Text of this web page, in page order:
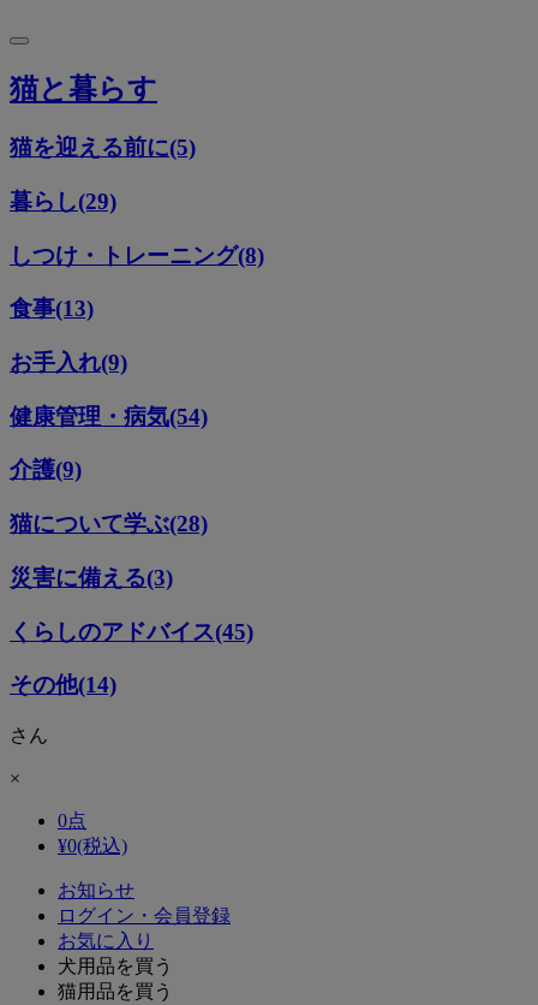
猫と暮らす
猫を迎える前に(5)
暮らし(29)
しつけ・トレーニング(8)
食事(13)
お手入れ(9)
健康管理・病気(54)
介護(9)
猫について学ぶ(28)
災害に備える(3)
くらしのアドバイス(45)
その他(14)
さん
×
0点
¥0(税込)
お知らせ
ログイン・会員登録
お気に入り
犬用品を買う
猫用品を買う